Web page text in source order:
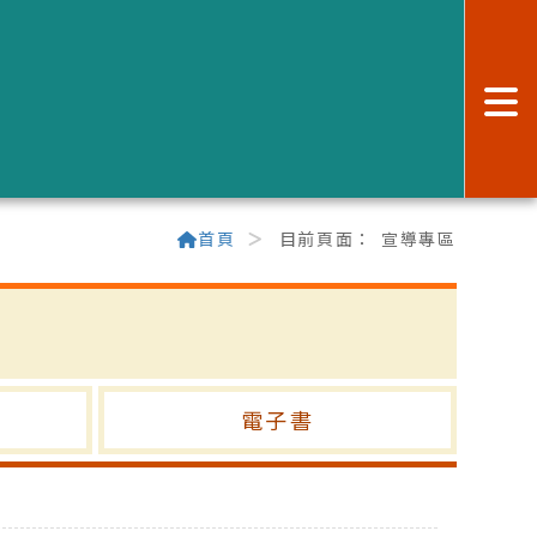
首頁 目前頁面： 宣導專區
電子書